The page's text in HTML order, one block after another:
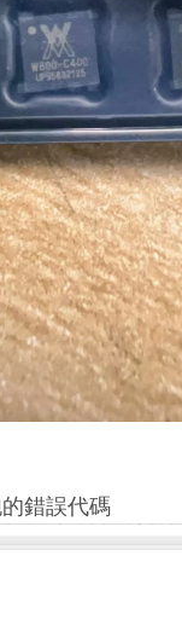
錯誤代碼